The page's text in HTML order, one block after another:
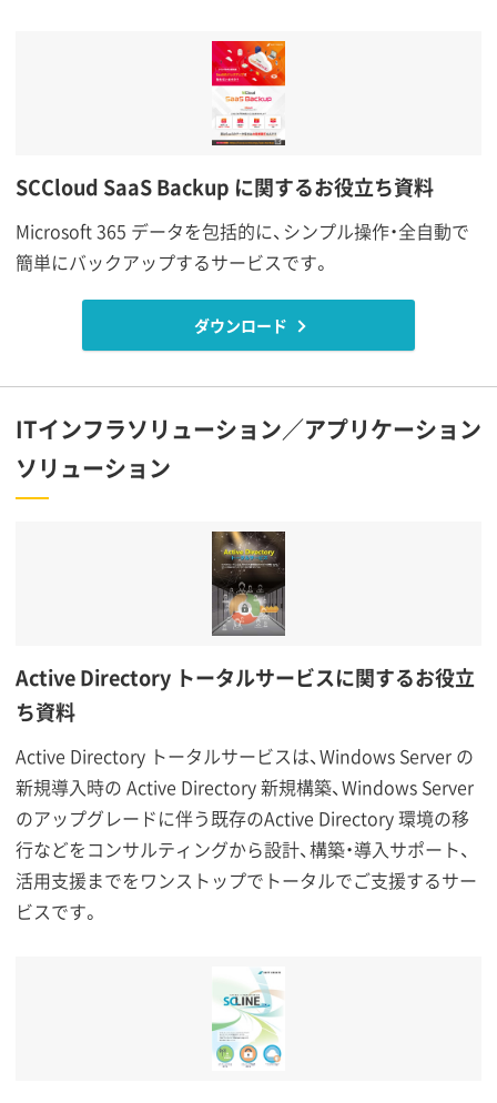
SCCloud SaaS Backup に関するお役立ち資料
Microsoft 365 データを包括的に、シンプル操作・全自動で
簡単にバックアップするサービスです。
ダウンロード
ITインフラソリューション／アプリケーション
ソリューション
Active Directory トータルサービスに関するお役立
ち資料
Active Directory トータルサービスは、Windows Server の
新規導入時の Active Directory 新規構築、Windows Server
のアップグレードに伴う既存のActive Directory 環境の移
行などをコンサルティングから設計、構築・導入サポート、
活用支援までをワンストップでトータルでご支援するサー
ビスです。